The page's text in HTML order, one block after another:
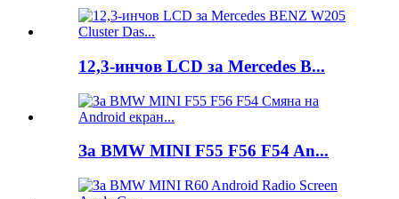
12,3-инчов LCD за Mercedes B...
За BMW MINI F55 F56 F54 An...